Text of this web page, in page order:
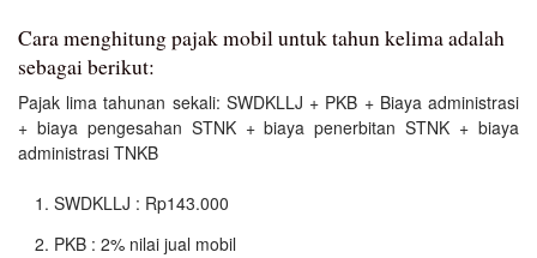
Cara menghitung pajak mobil untuk tahun kelima adalah
sebagai berikut:
Pajak lima tahunan sekali: SWDKLLJ + PKB + Biaya administrasi
+ biaya pengesahan STNK + biaya penerbitan STNK + biaya
administrasi TNKB
SWDKLLJ : Rp143.000
PKB : 2% nilai jual mobil